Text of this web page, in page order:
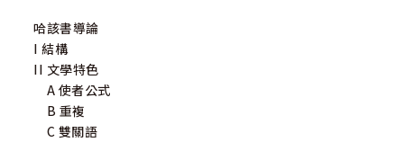
哈該書導論
I 結構
II 文學特色
A 使者公式
B 重複
C 雙關語